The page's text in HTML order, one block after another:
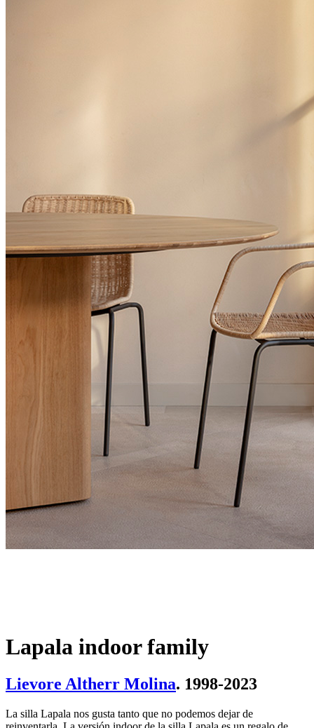
Lapala indoor family
Lievore Altherr Molina. 1998-2023
La silla Lapala nos gusta tanto que no podemos dejar de